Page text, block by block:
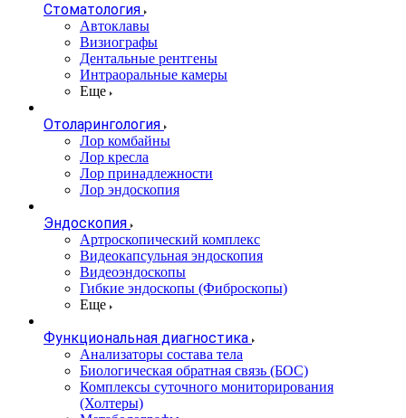
Стоматология
Автоклавы
Визиографы
Дентальные рентгены
Интраоральные камеры
Еще
Отоларингология
Лор комбайны
Лор кресла
Лор принадлежности
Лор эндоскопия
Эндоскопия
Артроскопический комплекс
Видеокапсульная эндоскопия
Видеоэндоскопы
Гибкие эндоскопы (Фиброcкопы)
Еще
Функциональная диагностика
Анализаторы состава тела
Биологическая обратная связь (БОС)
Комплексы суточного мониторирования
(Холтеры)